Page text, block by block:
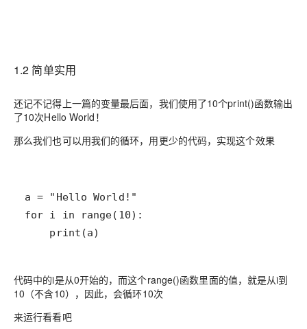
1.2 简单实用
还记不记得上一篇的变量最后面，我们使用了10个print()函数输出
了10次Hello World！
那么我们也可以用我们的循环，用更少的代码，实现这个效果
    print(a)
代码中的i是从0开始的，而这个range()函数里面的值，就是从i到
10（不含10），因此，会循环10次
来运行看看吧